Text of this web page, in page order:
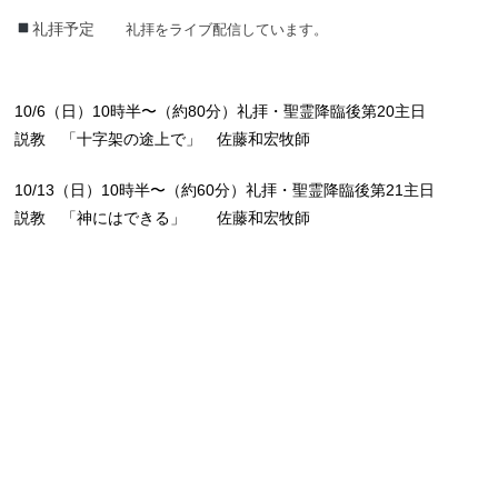
礼拝予定礼拝をライブ配信しています。
10/6（日）10時半〜（約80分）礼拝・聖霊降臨後第20主日
説教 「十字架の途上で」 佐藤和宏牧師
10/13（日）10時半〜（約60分）礼拝・聖霊降臨後第21主日
説教 「神にはできる」 佐藤和宏牧師